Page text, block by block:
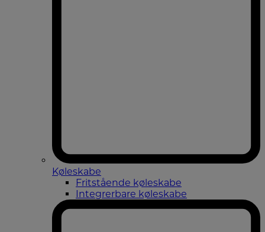
Køleskabe
Fritstående køleskabe
Integrerbare køleskabe